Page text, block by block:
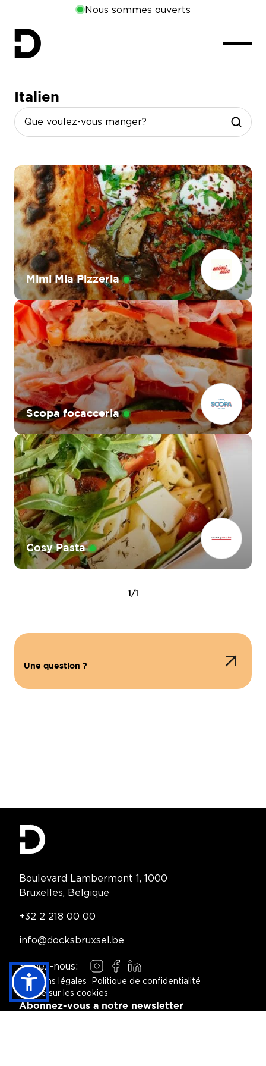
Nous sommes ouverts
Italien
Mimi Mia Pizzeria
Scopa focacceria
Cosy Pasta
1/1
Une question ?
Contact Information
Boulevard Lambermont 1, 1000
Bruxelles, Belgique
Telephone:
+32 2 218 00 00
Email:
info@docksbruxsel.be
Suivez-nous:
Instagram
Facebook
LinkedIn
Footer Navigation
Mentions légales
Politique de confidentialité
Notice sur les cookies
Abonnez-vous a notre newsletter